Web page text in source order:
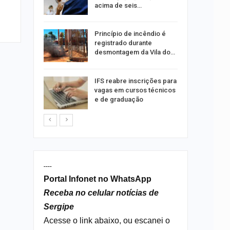
acima de seis…
Princípio de incêndio é
registrado durante
desmontagem da Vila do…
IFS reabre inscrições para
vagas em cursos técnicos
e de graduação
----
Portal Infonet no WhatsApp
Receba no celular notícias de
Sergipe
Acesse o link abaixo, ou escanei o